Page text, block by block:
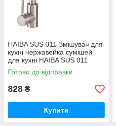
HAIBA SUS 011 Змішувач для
кухні нержавейка сумішей
для кухні HAIBA SUS 011
Готово до відправки
828 ₴
Купити